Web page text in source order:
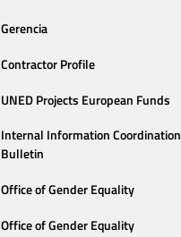
Gerencia
Contractor Profile
UNED Projects European Funds
Internal Information Coordination
Bulletin
Office of Gender Equality
Office of Gender Equality